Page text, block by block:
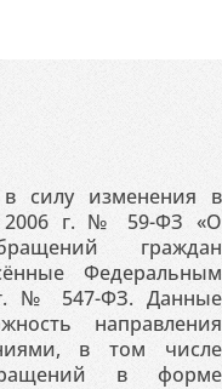
силу изменения в
2006 г. № 59-ФЗ «О
граждан
Федеральным
№ 547-ФЗ. Данные
направления
в том числе
в форме